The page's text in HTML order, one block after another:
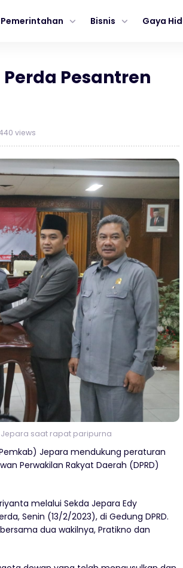
Pemerintahan Bisnis Gaya
Pesantren
views
Jepara saat rapat paripurna
Jepara mendukung peraturan
Perwakilan Rakyat Daerah (DPRD)
melalui Sekda Jepara Edy
Senin (13/2/2023), di Gedung DPRD.
dua wakilnya, Pratikno dan